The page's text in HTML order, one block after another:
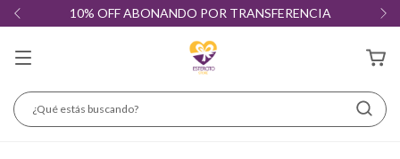
10% OFF ABONANDO POR TRANSFERENCIA